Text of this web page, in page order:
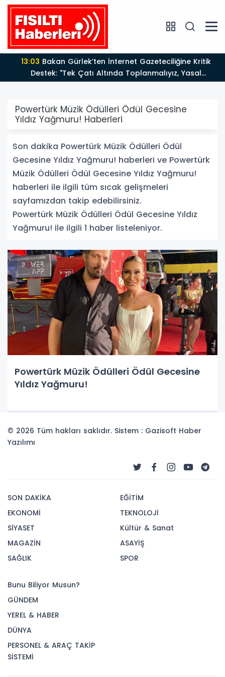
13:03Bakan Gürlek’ten İnternet Gazeteciliğine Kritik
Destek: "Tek Çatı Altında Toplanmalıyız, Yasal
Düzenlemeye Hazırız"
Powertürk Müzik Ödülleri Ödül Gecesine
Yıldız Yağmuru! Haberleri
Son dakika Powertürk Müzik Ödülleri Ödül
Gecesine Yıldız Yağmuru! haberleri ve Powertürk
Müzik Ödülleri Ödül Gecesine Yıldız Yağmuru!
haberleri ile ilgili tüm sıcak gelişmeleri
sayfamızdan takip edebilirsiniz.
Powertürk Müzik Ödülleri Ödül Gecesine Yıldız
Yağmuru! ile ilgili 1 haber listeleniyor.
Powertürk Müzik Ödülleri Ödül Gecesine
Yıldız Yağmuru!
© 2026 Tüm hakları saklıdır. Sistem : Gazisoft Haber
Yazılımı
SON DAKİKA
EKONOMİ
SİYASET
MAGAZİN
SAĞLIK
EĞİTİM
TEKNOLOJİ
Kültür & Sanat
ASAYİŞ
SPOR
Bunu Biliyor Musun?
GÜNDEM
YEREL & HABER
DÜNYA
PERSONEL & ARAÇ TAKİP
SİSTEMİ